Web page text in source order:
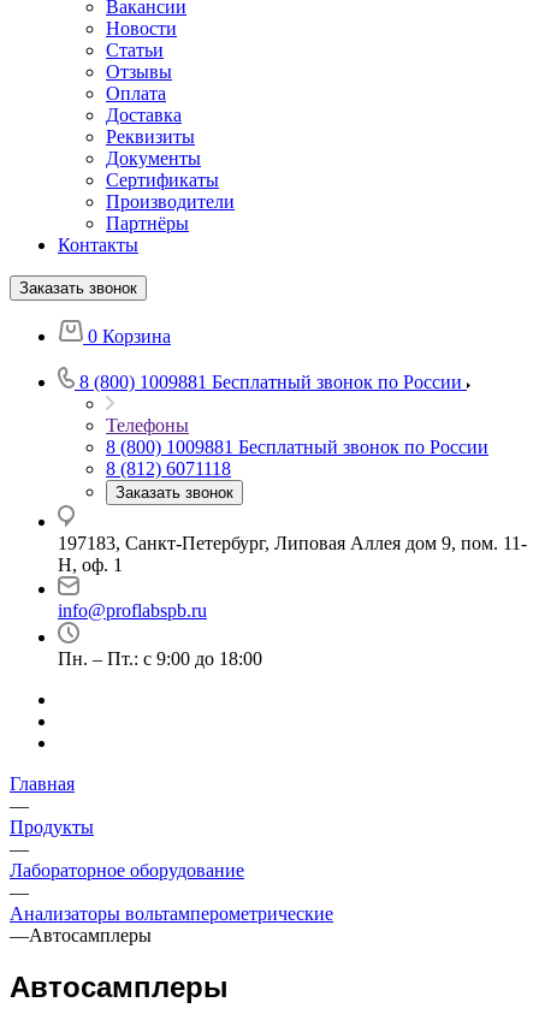
Вакансии
Новости
Статьи
Отзывы
Оплата
Доставка
Реквизиты
Документы
Сертификаты
Производители
Партнёры
Контакты
Заказать звонок
0 Корзина
8 (800) 1009881 Бесплатный звонок по России
Телефоны
8 (800) 1009881 Бесплатный звонок по России
8 (812) 6071118
Заказать звонок
197183, Санкт-Петербург, Липовая Аллея дом 9, пом. 11-
Н, оф. 1
info@proflabspb.ru
Пн. – Пт.: с 9:00 до 18:00
Главная
—
Продукты
—
Лабораторное оборудование
—
Анализаторы вольтамперометрические
—Автосамплеры
Автосамплеры